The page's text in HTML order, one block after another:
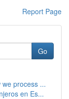
Report Page
Go
process ...
en Es...